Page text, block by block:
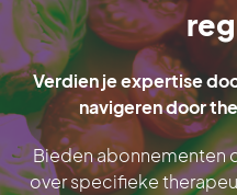
Verdien je expertise
navigeren door
Bieden abonnementen
over specifieke